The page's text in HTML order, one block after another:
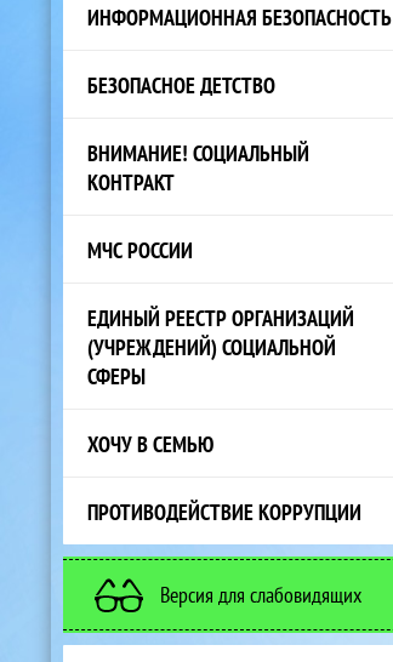
ИНФОРМАЦИОННАЯ БЕЗОПАСНОСТЬ
БЕЗОПАСНОЕ ДЕТСТВО
ВНИМАНИЕ! СОЦИАЛЬНЫЙ
КОНТРАКТ
МЧС РОССИИ
ЕДИНЫЙ РЕЕСТР ОРГАНИЗАЦИЙ
(УЧРЕЖДЕНИЙ) СОЦИАЛЬНОЙ
СФЕРЫ
ХОЧУ В СЕМЬЮ
ПРОТИВОДЕЙСТВИЕ КОРРУПЦИИ
Версия для слабовидящих